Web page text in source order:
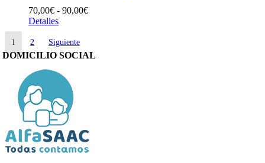
70,00€ - 90,00€Rango
70,00€
Detalles
1 2 Siguiente
DOMICILIO SOCIAL